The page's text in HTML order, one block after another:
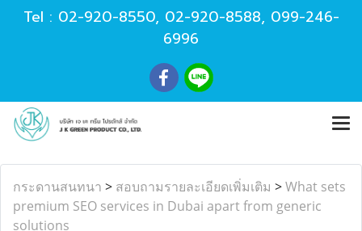
Tel : 02-920-8550, 02-920-8588, 099-246-
6996
กระดานสนทนา > สอบถามรายละเอียดเพิ่มเติม >What sets
premium SEO services in Dubai apart from generic
solutions